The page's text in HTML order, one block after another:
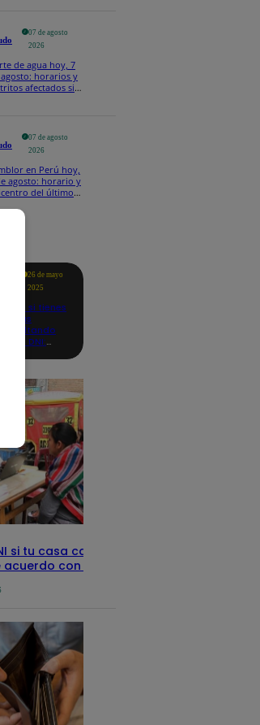
07 de agosto
2026
de agua hoy, 7
horarios y
afectados sin
07 de agosto
2026
en Perú hoy,
agosto: horario y
del último
26 de mayo
2025
Revisa si tienes
deudas
consultando
con tu DNI:
detalles
si tu casa califica
con el Sisfoh